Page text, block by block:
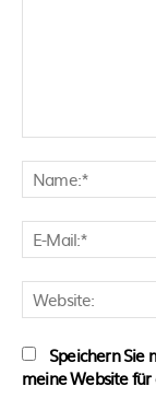
Speichern Sie
meine Website